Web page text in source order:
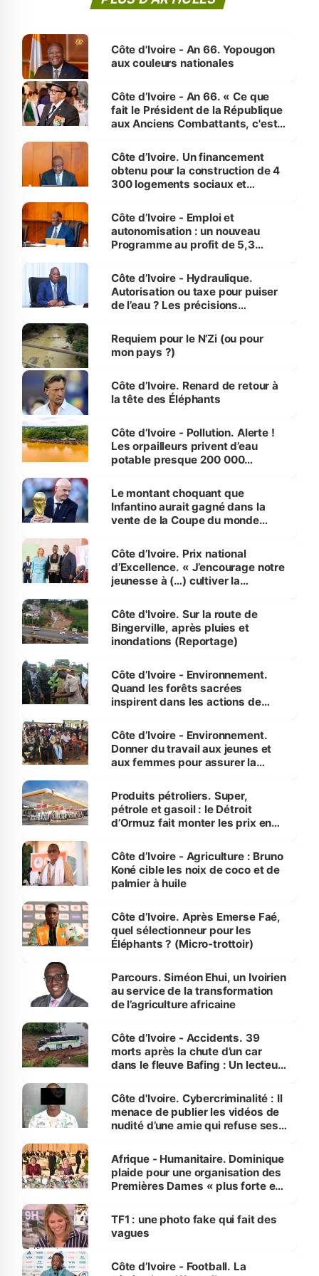
Côte d'Ivoire - An 66. Yopougon
aux couleurs nationales
Côte d’Ivoire - An 66. « Ce que
fait le Président de la République
aux Anciens Combattants, c'est
Côte d’Ivoire. Un financement
obtenu pour la construction de 4
300 logements sociaux et
et Yamoussoukro
Côte d’Ivoire - Emploi et
autonomisation : un nouveau
Programme au profit de 5,3
Côte d’Ivoire - Hydraulique.
Autorisation ou taxe pour puiser
de l’eau ? Les précisions
Requiem pour le N’Zi (ou pour
mon pays ?)
Côte d’Ivoire. Renard de retour à
la tête des Éléphants
Côte d’Ivoire - Pollution. Alerte !
Les orpailleurs privent d’eau
potable presque 200 000
Le montant choquant que
Infantino aurait gagné dans la
vente de la Coupe du monde
Côte d’Ivoire. Prix national
d’Excellence. « J’encourage notre
jeunesse à (…) cultiver la
(Alassane Ouattara
Côte d'Ivoire. Sur la route de
Bingerville, après pluies et
inondations (Reportage)
Côte d’Ivoire - Environnement.
Quand les forêts sacrées
inspirent dans les actions de
Côte d’Ivoire - Environnement.
Donner du travail aux jeunes et
aux femmes pour assurer la
menacées
Produits pétroliers. Super,
pétrole et gasoil : le Détroit
d’Ormuz fait monter les prix en
Côte d’Ivoire - Agriculture : Bruno
Koné cible les noix de coco et de
palmier à huile
Côte d’Ivoire. Après Emerse Faé,
quel sélectionneur pour les
Éléphants ? (Micro-trottoir)
Parcours. Siméon Ehui, un Ivoirien
au service de la transformation
de l’agriculture africaine
Côte d’Ivoire - Accidents. 39
morts après la chute d’un car
dans le fleuve Bafing : Un lecteur
des Transports
Côte d'Ivoire. Cybercriminalité : Il
menace de publier les vidéos de
nudité d’une amie qui refuse ses
Afrique - Humanitaire. Dominique
plaide pour une organisation des
Premières Dames « plus forte et
sur la scène internationale »
TF1 : une photo fake qui fait des
vagues
Côte d’Ivoire - Football. La